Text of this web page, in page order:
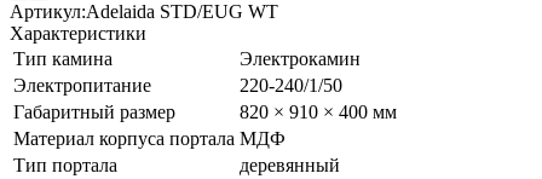
Артикул:Adelaida STD/EUG WT
Характеристики
Тип камина
Электрокамин
Электропитание
220-240/1/50
Габаритный размер
820 × 910 × 400 мм
Материал корпуса портала МДФ
Тип портала
деревянный